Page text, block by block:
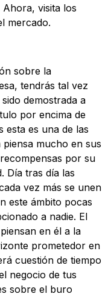
Ahora, visita los
mercado.
sobre la
tendrás tal vez
demostrada a
por encima de
esta es una de las
piensa mucho en sus
por su
Día tras día las
vez más se unen
este ámbito pocas
a nadie. El
en él a la
prometedor en
cuestión de tiempo
negocio de tus
sobre el buro